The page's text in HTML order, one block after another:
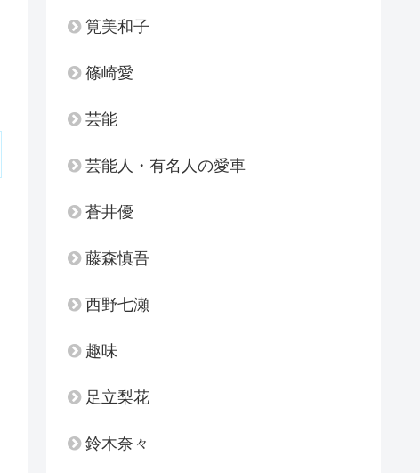
筧美和子
篠崎愛
芸能
芸能人・有名人の愛車
蒼井優
藤森慎吾
西野七瀬
趣味
足立梨花
鈴木奈々